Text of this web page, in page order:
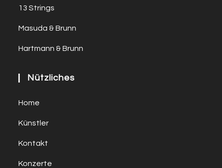
13 Strings
Masuda & Brunn
Hartmann & Brunn
Nützliches
Home
Künstler
Kontakt
Konzerte